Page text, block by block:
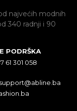
najvećih modnih
340 radnji i 90
PODRŠKA
61 301 058